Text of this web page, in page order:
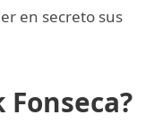
en secreto sus
Fonseca?